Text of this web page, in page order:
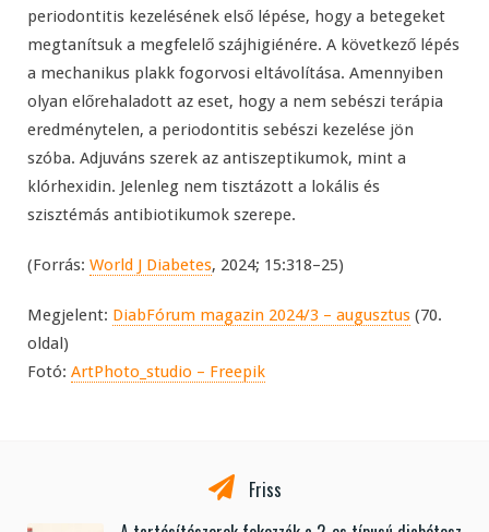
periodontitis kezelésének első lépése, hogy a betegeket
megtanítsuk a megfelelő szájhigiénére. A következő lépés
a mechanikus plakk fogorvosi eltávolítása. Amennyiben
olyan előrehaladott az eset, hogy a nem sebészi terápia
eredménytelen, a periodontitis sebészi kezelése jön
szóba. Adjuváns szerek az antiszeptikumok, mint a
klórhexidin. Jelenleg nem tisztázott a lokális és
szisztémás antibiotikumok szerepe.
(Forrás: World J Diabetes, 2024; 15:318–25)
Megjelent: DiabFórum magazin 2024/3 – augusztus (70.
oldal)
Fotó: ArtPhoto_studio – Freepik
Friss